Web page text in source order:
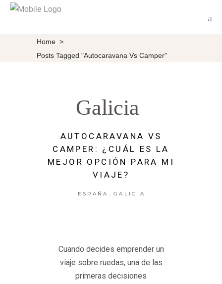
Home >
Posts Tagged "autocaravana Vs Camper"
Galicia
AUTOCARAVANA VS
CAMPER: ¿CUÁL ES LA
MEJOR OPCIÓN PARA MI
VIAJE?
ESPAÑA GALICIA
Cuando decides emprender un
viaje sobre ruedas, una de las
primeras decisiones